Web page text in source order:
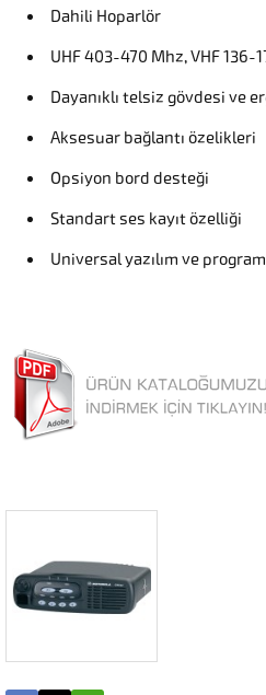
Dahili Hoparlör
UHF 403-470 Mhz, VHF 136-
Dayanıklı telsiz gövdesi ve
Aksesuar bağlantı özelikleri
Opsiyon bord desteği
Standart ses kayıt özelliği
Universal yazılım ve